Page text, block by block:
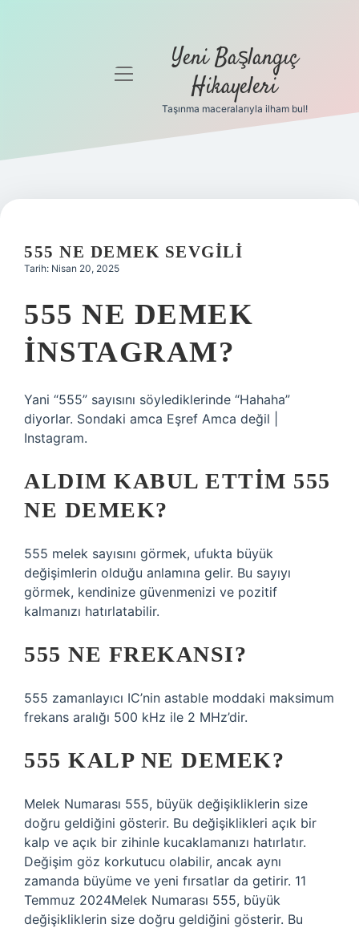
Gizlilik
Hakkımızda
menüyü
Yeni Başlangıç
Hikayeleri
Taşınma maceralarıyla ilham bul!
555 NE DEMEK SEVGILI
Tarih: Nisan 20, 2025
555 NE DEMEK
INSTAGRAM?
Yani “555” sayısını söylediklerinde “Hahaha”
diyorlar. Sondaki amca Eşref Amca değil |
Instagram.
ALDIM KABUL ETTIM 555
NE DEMEK?
555 melek sayısını görmek, ufukta büyük
değişimlerin olduğu anlamına gelir. Bu sayıyı
görmek, kendinize güvenmenizi ve pozitif
kalmanızı hatırlatabilir.
555 NE FREKANSI?
555 zamanlayıcı IC’nin astable moddaki maksimum
frekans aralığı 500 kHz ile 2 MHz’dir.
555 KALP NE DEMEK?
Melek Numarası 555, büyük değişikliklerin size
doğru geldiğini gösterir. Bu değişiklikleri açık bir
kalp ve açık bir zihinle kucaklamanızı hatırlatır.
Değişim göz korkutucu olabilir, ancak aynı
zamanda büyüme ve yeni fırsatlar da getirir. 11
Temmuz 2024Melek Numarası 555, büyük
değişikliklerin size doğru geldiğini gösterir. Bu